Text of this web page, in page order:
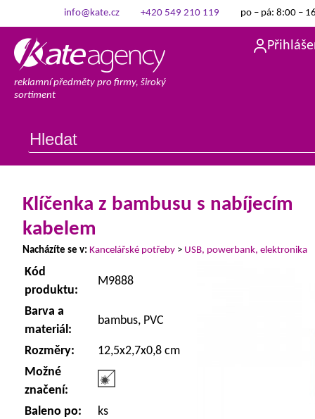
info@kate.cz +420 549 210 119 po – pá: 8:00 –
reklamní předměty pro firmy, široký
sortiment
Klíčenka z bambusu s nabíjecím
kabelem
Nacházíte se v: Kancelářské potřeby > USB, powerbank, elektronika
Kód
produktu:
M9888
Barva a
materiál:
bambus, PVC
Rozměry:
12,5x2,7x0,8 cm
Možné
značení:
Baleno po:
ks